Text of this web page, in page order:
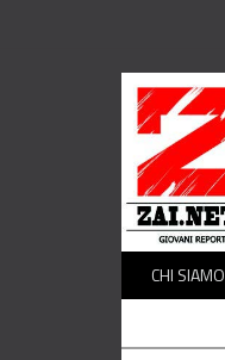
CHI SIAMO